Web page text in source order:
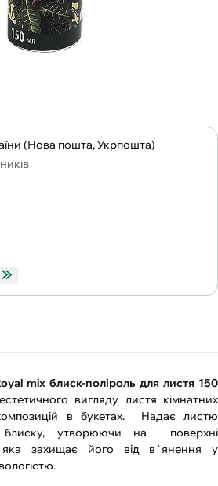
(Нова пошта, Укрпошта)
mix блиск-поліроль для листя 150
вигляду листя кімнатних
в букетах. Надає листю
блиску, утворюючи на поверхні
яка захищає його від в`янення у